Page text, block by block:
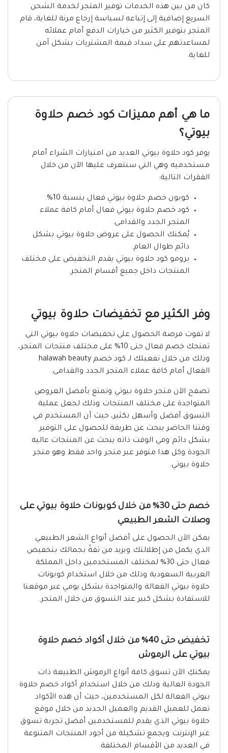
كان من بين هذه الخدمات توفير المتجر لخدمة الشحن
السريع إضافية إلى إتباعه لسياسة إرجاع مرنة للغاية، قام
المتجر بتوفير الكثير من خيارات الدفع أمام عملائه
لمساعدتهم على سداد قيمة المشتريات بشكل آمن
للغاية.
ما هي أهم مميزات كود خصم حلاوة
بيوتي؟
يوفر كود حلاوة بيوتي العديد من امتيازات الشراء أمام
مستخدميه وهي التي سنتعرف عليها الآن من خلال
الفقرات التالية:
كوبون خصم حلاوة بيوتي فعال بنسبة 10%.
كود خصم حلاوة بيوتي فعال أمام كافة عملاء
المتجر الجدد والقدامى.
يُمكنك الحصول على عروض حلاوة بيوتي بشكل
دائم طوال العام.
برومو كود حلاوة بيوتي يقدم التخفيض على مختلف
المنتجات داخل جميع أقسام المتجر.
وفر الكثير مع تخفيضات حلاوة بيوتي
لا تفوت فرصة الحصول على تخفيضات حلاوة بيوتي التي
تمنحك خصم فعال حتى 10% على مختلف منتجات المتجر،
وذلك من خلال تفعيلك لـ كود خصم halawah beauty
الفعال أمام كافة عملاء المتجر الجدد والقدامى.
تصفح الآن متجر حلاوة بيوتي وتمتع بأفضل العروض
المتواجدة على مختلف المنتجات وذلك لجعل عملية
التسوق أفضل وأسهل بكثير، حيث أن المستخدم في
وقتنا الحاضر يبحث عن طريقة للحصول على التوفير
بشكل دائم وفي الوقت ذاته يبحث عن المنتجات عالية
الجودة وكل هذا متوفر عبر متجر واحد فقط وهو متجر
حلاوة بيوتي.
خصم حتى 30% من خلال كوبونات حلاوة بيوتي على
وصلات الشعر الطبيعي
يمكن الآن الحصول على أفضل أنواع الشعر الطبيعي
الذي يكمل من إطلالتك ويزيد من ثقةً بجمالك بتخفيض
فعال حتى 30% لمختلف المستخدمين داخل المملكة
العربية السعودية وذلك من خلال استخدام كوبونات
حلاوة بيوتي الفعالة والمتواجدة بشكل يومي عبر موقعنا
للاستفادة بشكل كبير عند التسوق من خلال المتجر.
تخفيض حتى 40% من خلال أكواد خصم حلاوة
بيوتي على الرموش
يمكنكِ الآن تسوق كافة أنواع الرموش الطبيعة ذات
الجودة العالية وذلك من خلال استخدام أكواد خصم حلاوة
بيوتي الفعالة لكل المستخدمين، حيث أن هذه الأكواد
تعمل للعميل القديم والعميل الجديد من خلال موقع
حلاوة بيوتي الذي يقدم للمستخدمين أفضل تجربة تسوق
عبر الإنترنت ويجمع تشكيلة من أجود المنتجات المتنوعة
في العديد من الأقسام المختلفة.